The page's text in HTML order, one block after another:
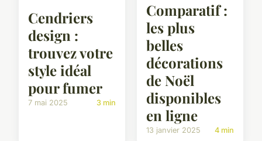
Cendriers
design :
trouvez votre
style idéal
pour fumer
7 mai 2025 3 min
Comparatif :
les plus
belles
décorations
de Noël
disponibles
en ligne
13 janvier 2025 4 min